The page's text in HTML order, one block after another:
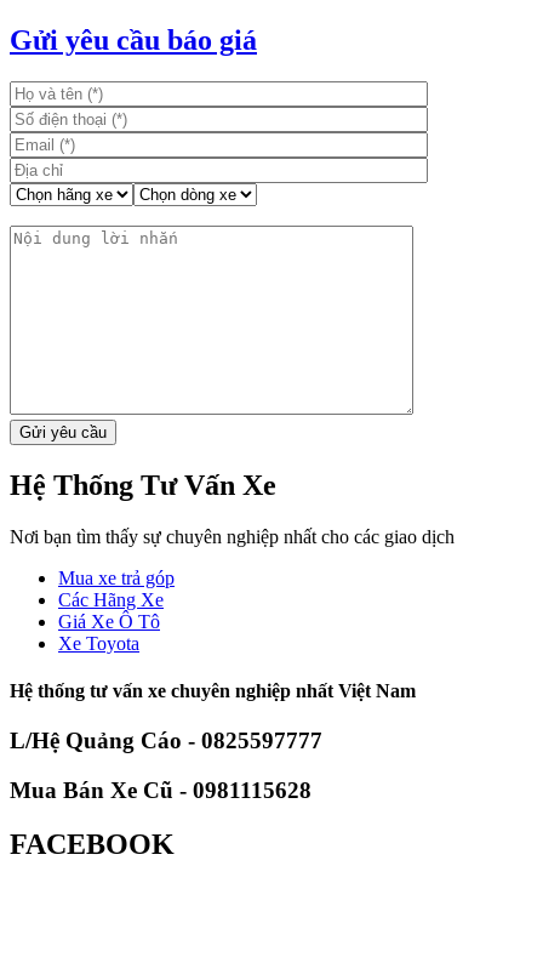
Gửi yêu cầu báo giá
Hệ Thống Tư Vấn Xe
Nơi bạn tìm thấy sự chuyên nghiệp nhất cho các giao dịch
Mua xe trả góp
Các Hãng Xe
Giá Xe Ô Tô
Xe Toyota
Hệ thống tư vấn xe chuyên nghiệp nhất Việt Nam
L/Hệ Quảng Cáo - 0825597777
Mua Bán Xe Cũ - 0981115628
FACEBOOK